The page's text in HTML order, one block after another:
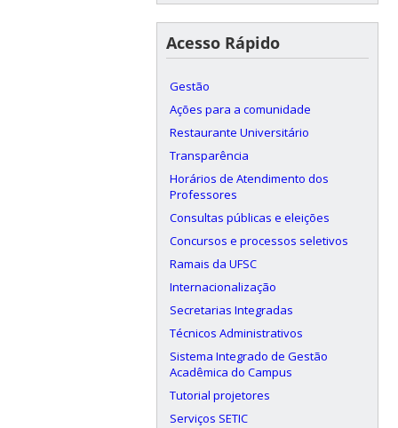
Acesso Rápido
Gestão
Ações para a comunidade
Restaurante Universitário
Transparência
Horários de Atendimento dos
Professores
Consultas públicas e eleições
Concursos e processos seletivos
Ramais da UFSC
Internacionalização
Secretarias Integradas
Técnicos Administrativos
Sistema Integrado de Gestão
Acadêmica do Campus
Tutorial projetores
Serviços SETIC